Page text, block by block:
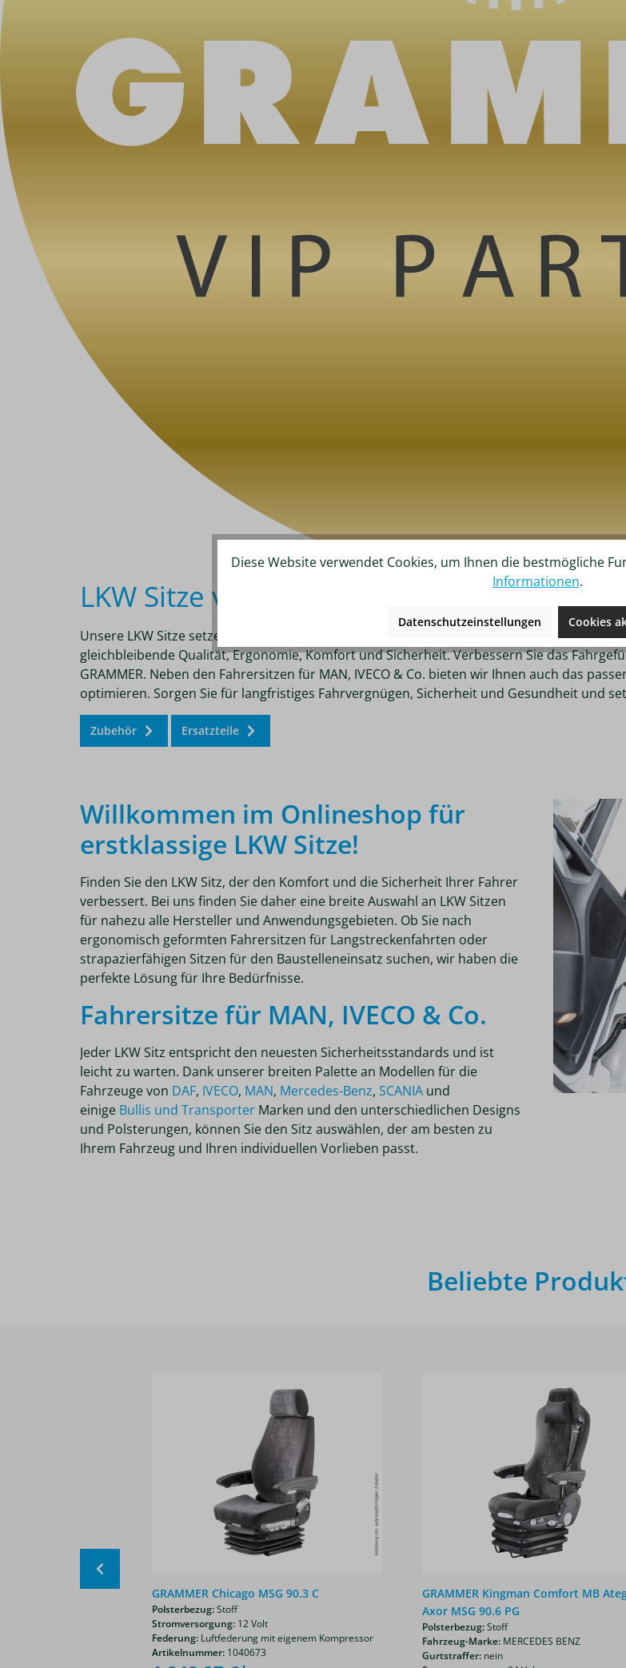
LKW Sitze von GRAMMER
Unsere LKW Sitze setzen Lkw- und Transporter Fahrer in die richtige Position. Sie
gleichbleibende Qualität, Ergonomie, Komfort und Sicherheit. Verbessern Sie das
GRAMMER. Neben den Fahrersitzen für MAN, IVECO & Co. bieten wir Ihnen auch das
optimieren. Sorgen Sie für langfristiges Fahrvergnügen, Sicherheit und Gesundheit und
Zubehör Ersatzteile
Willkommen im Onlineshop für
erstklassige LKW Sitze!
Finden Sie den LKW Sitz, der den Komfort und die Sicherheit Ihrer Fahrer
verbessert. Bei uns finden Sie daher eine breite Auswahl an LKW Sitzen
für nahezu alle Hersteller und Anwendungsgebieten. Ob Sie nach
ergonomisch geformten Fahrersitzen für Langstreckenfahrten oder
strapazierfähigen Sitzen für den Baustelleneinsatz suchen, wir haben die
perfekte Lösung für Ihre Bedürfnisse.
Fahrersitze für MAN, IVECO & Co.
Jeder LKW Sitz entspricht den neuesten Sicherheitsstandards und ist
leicht zu warten. Dank unserer breiten Palette an Modellen für die
Fahrzeuge von DAF, IVECO, MAN, Mercedes-Benz, SCANIA und
einige Bullis und Transporter Marken und den unterschiedlichen Designs
und Polsterungen, können Sie den Sitz auswählen, der am besten zu
Ihrem Fahrzeug und Ihren individuellen Vorlieben passt.
Beliebte
DAF MSG GRAMMER Chicago MSG 90.3 C
Polsterbezug:Stoff
Stromversorgung: 12 Volt
Federung: Luftfederung mit eigenem Kompressor
Artikelnummer: 1040673
GRAMMER Kingman Comfort MB
Axor MSG 90.6 PG
Polsterbezug:Stoff
Fahrzeug-Marke: MERCEDES BENZ
Gurtstraffer: nein
Diese Website verwendet Cookies, um Ihnen die bestmögliche
Informationen.
Datenschutzeinstellungen Cookies